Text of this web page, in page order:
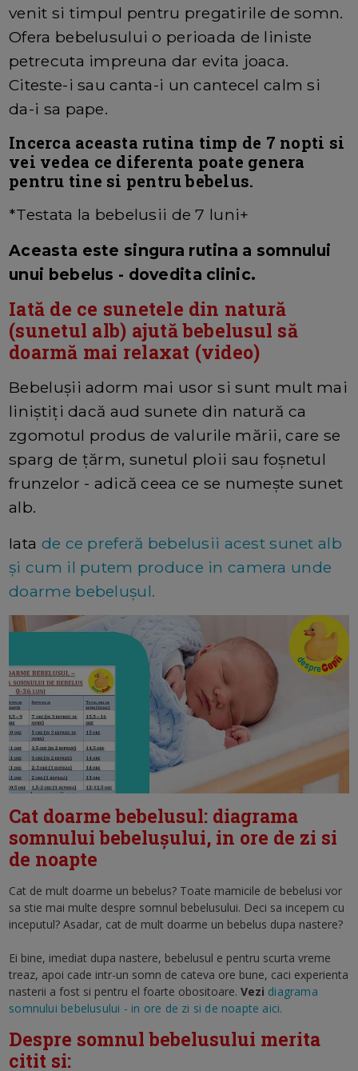
venit si timpul pentru pregatirile de somn.
Ofera bebelusului o perioada de liniste
petrecuta impreuna dar evita joaca.
Citeste-i sau canta-i un cantecel calm si
da-i sa pape.
Incerca aceasta rutina timp de 7 nopti si
vei vedea ce diferenta poate genera
pentru tine si pentru bebelus.
*Testata la bebelusii de 7 luni+
Aceasta este singura rutina a somnului
unui bebelus - dovedita clinic.
Iată de ce sunetele din natură
(sunetul alb) ajută bebelusul să
doarmă mai relaxat (video)
Bebelușii adorm mai usor si sunt mult mai
liniștiți dacă aud sunete din natură ca
zgomotul produs de valurile mării, care se
sparg de țărm, sunetul ploii sau foșnetul
frunzelor - adică ceea ce se numește sunet
alb.
Iata de ce preferă bebelusii acest sunet alb
și cum il putem produce in camera unde
doarme bebelușul.
Cat doarme bebelusul: diagrama
somnului bebelușului, in ore de zi si
de noapte
Cat de mult doarme un bebelus? Toate mamicile de bebelusi vor
sa stie mai multe despre somnul bebelusului. Deci sa incepem cu
inceputul? Asadar, cat de mult doarme un bebelus dupa nastere?
Ei bine, imediat dupa nastere, bebelusul e pentru scurta vreme
treaz, apoi cade intr-un somn de cateva ore bune, caci experienta
nasterii a fost si pentru el foarte obositoare. Vezi diagrama
somnului bebelusului - in ore de zi si de noapte aici.
Despre somnul bebelusului merita
citit si: